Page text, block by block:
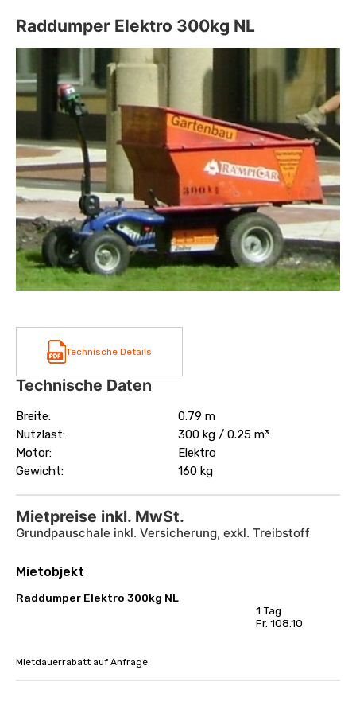
Raddumper Elektro 300kg NL
Technische Details
Technische Daten
Breite:
0.79 m
Nutzlast:
300 kg / 0.25 m³
Motor:
Elektro
Gewicht:
160 kg
Mietpreise inkl. MwSt.
Grundpauschale inkl. Versicherung, exkl. Treibstoff
Mietobjekt
Raddumper Elektro 300kg NL
1 Tag
Fr. 108.10
Mietdauerrabatt auf Anfrage